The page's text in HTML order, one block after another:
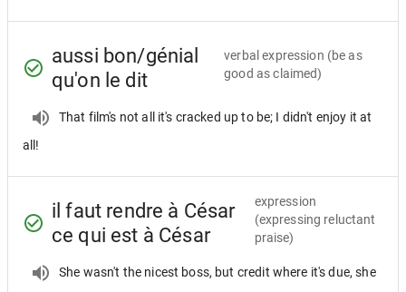
aussi bon/génial
qu'on le dit
verbal expression (be as
good as claimed)
That film's not all it's cracked up to be; I didn't enjoy it at
all!
il faut rendre à César
ce qui est à César
expression
(expressing reluctant
praise)
She wasn't the nicest boss, but credit where it's due, she